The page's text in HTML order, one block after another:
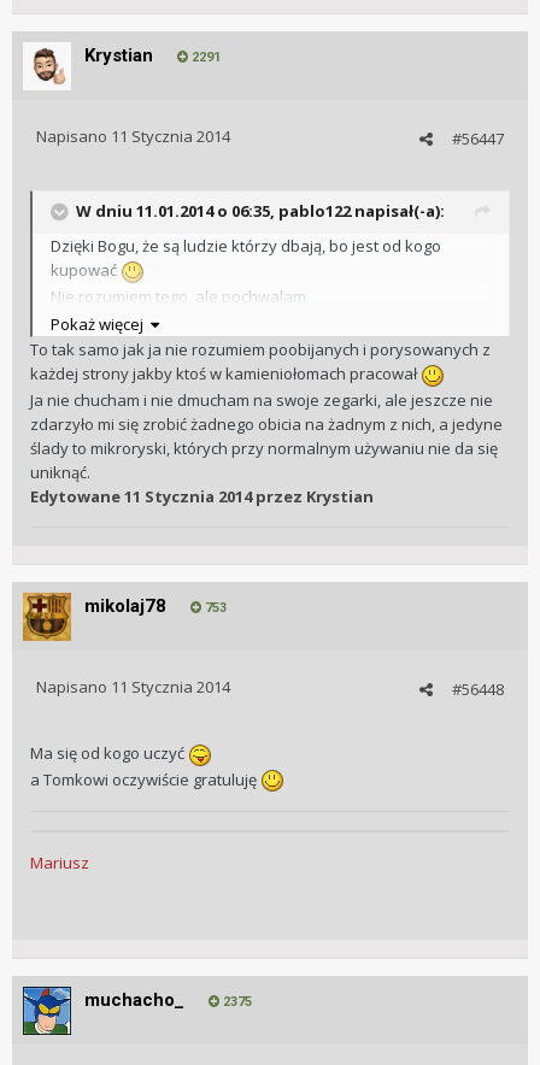
Krystian 2291
#56447
Napisano 11 Stycznia 2014
W dniu 11.01.2014 o 06:35, pablo122 napisał(-a):
Dzięki Bogu, że są ludzie którzy dbają, bo jest od kogo
kupować
Nie rozumiem tego, ale pochwalam
Pokaż więcej
To tak samo jak ja nie rozumiem poobijanych i porysowanych z
każdej strony jakby ktoś w kamieniołomach pracował
Ja nie chucham i nie dmucham na swoje zegarki, ale jeszcze nie
zdarzyło mi się zrobić żadnego obicia na żadnym z nich, a jedyne
ślady to mikroryski, których przy normalnym używaniu nie da się
uniknąć.
Edytowane11 Stycznia 2014przez Krystian
mikolaj78 753
#56448
Napisano 11 Stycznia 2014
Ma się od kogo uczyć
a Tomkowi oczywiście gratuluję
Mariusz
muchacho_ 2375